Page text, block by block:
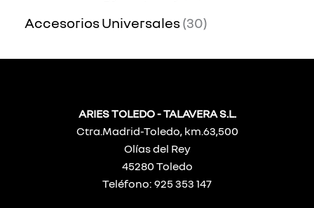
Accesorios Universales 30
ARIES TOLEDO - TALAVERA S.L.
Ctra.Madrid-Toledo, km.63,500
Olías del Rey
45280 Toledo
Teléfono: 925 353 147